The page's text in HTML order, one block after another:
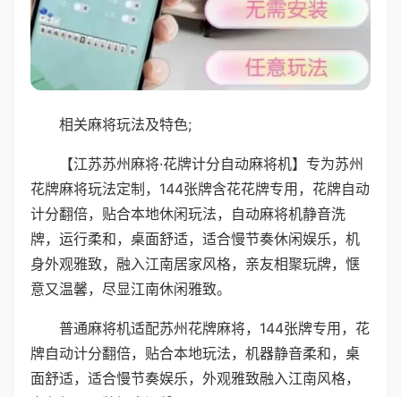
相关麻将玩法及特色;
【江苏苏州麻将·花牌计分自动麻将机】专为苏州
花牌麻将玩法定制，144张牌含花花牌专用，花牌自动
计分翻倍，贴合本地休闲玩法，自动麻将机静音洗
牌，运行柔和，桌面舒适，适合慢节奏休闲娱乐，机
身外观雅致，融入江南居家风格，亲友相聚玩牌，惬
意又温馨，尽显江南休闲雅致。
普通麻将机适配苏州花牌麻将，144张牌专用，花
牌自动计分翻倍，贴合本地玩法，机器静音柔和，桌
面舒适，适合慢节奏娱乐，外观雅致融入江南风格，